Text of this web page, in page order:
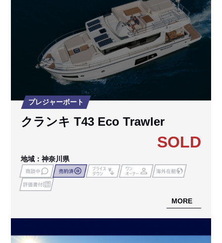
プレジャーボート
クランキ T43 Eco Trawler
SOLD
地域：神奈川県
MORE